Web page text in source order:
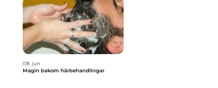
08. jun
Magin bakom hårbehandlingar